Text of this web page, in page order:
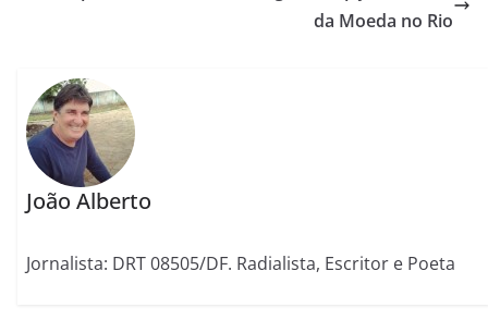
da Moeda no Rio
João Alberto
Jornalista: DRT 08505/DF. Radialista, Escritor e Poeta